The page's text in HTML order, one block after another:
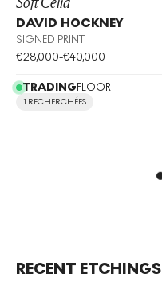
DAVID HOCKNEY
SIGNED PRINT
€28,000-€40,000
TRADINGFLOOR
1 RECHERCHÉES
RECENT ETCHINGS